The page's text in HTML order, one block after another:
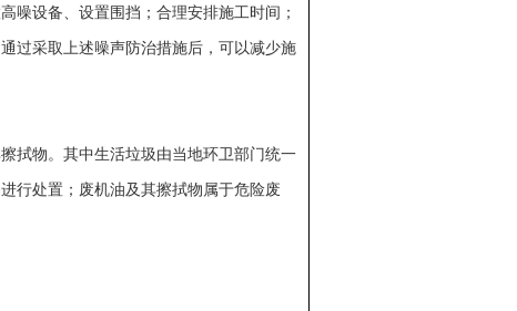
噪设备、设置围挡；合理安排施工时间；
过采取上述噪声防治措施后，可以减少施
拭物。其中生活垃圾由当地环卫部门统一
行处置；废机油及其擦拭物属于危险废